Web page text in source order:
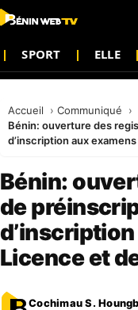
SPORT ELLE
Accueil
Communiqué
Bénin: ouverture des
d’inscription aux
Bénin:
de
Licence et
Cochimau S.